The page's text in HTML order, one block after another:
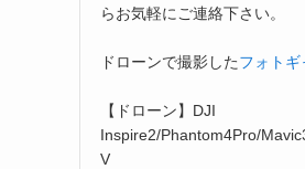
らお気軽にご連絡下さい。
ドローンで撮影したフォトギ
【ドローン】DJI
Inspire2/Phantom4Pro/
V